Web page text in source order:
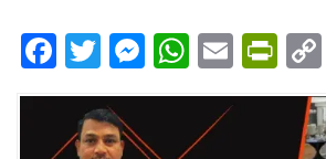
Facebook
Twitter
Messenger
Email